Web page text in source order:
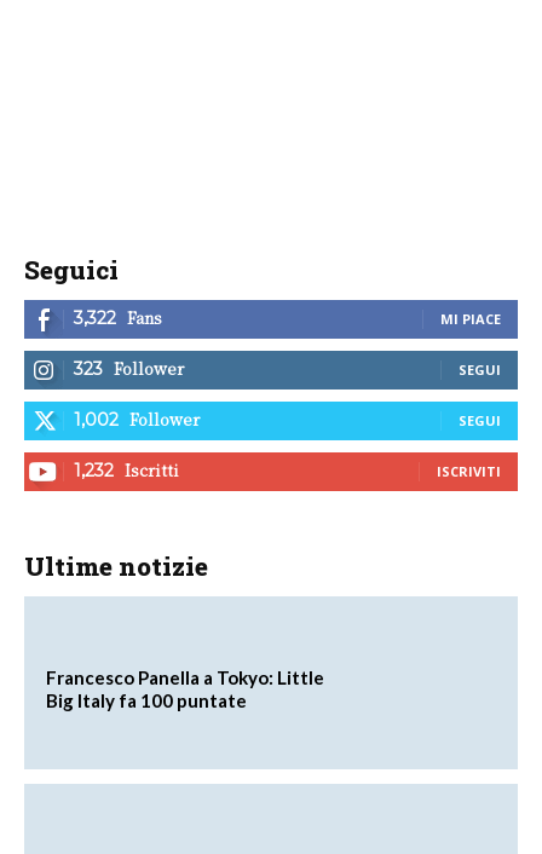
Seguici
3,322 Fans MI PIACE
323 Follower SEGUI
1,002 Follower SEGUI
1,232 Iscritti ISCRIVITI
Ultime notizie
Francesco Panella a Tokyo: Little
Big Italy fa 100 puntate